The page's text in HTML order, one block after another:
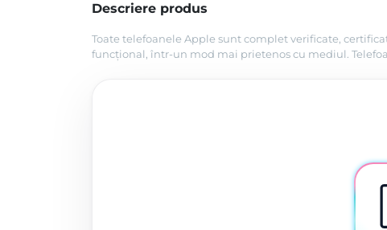
Descriere produs
Toate telefoanele Apple sunt complet verificate,
funcțional, într-un mod mai prietenos cu mediul.